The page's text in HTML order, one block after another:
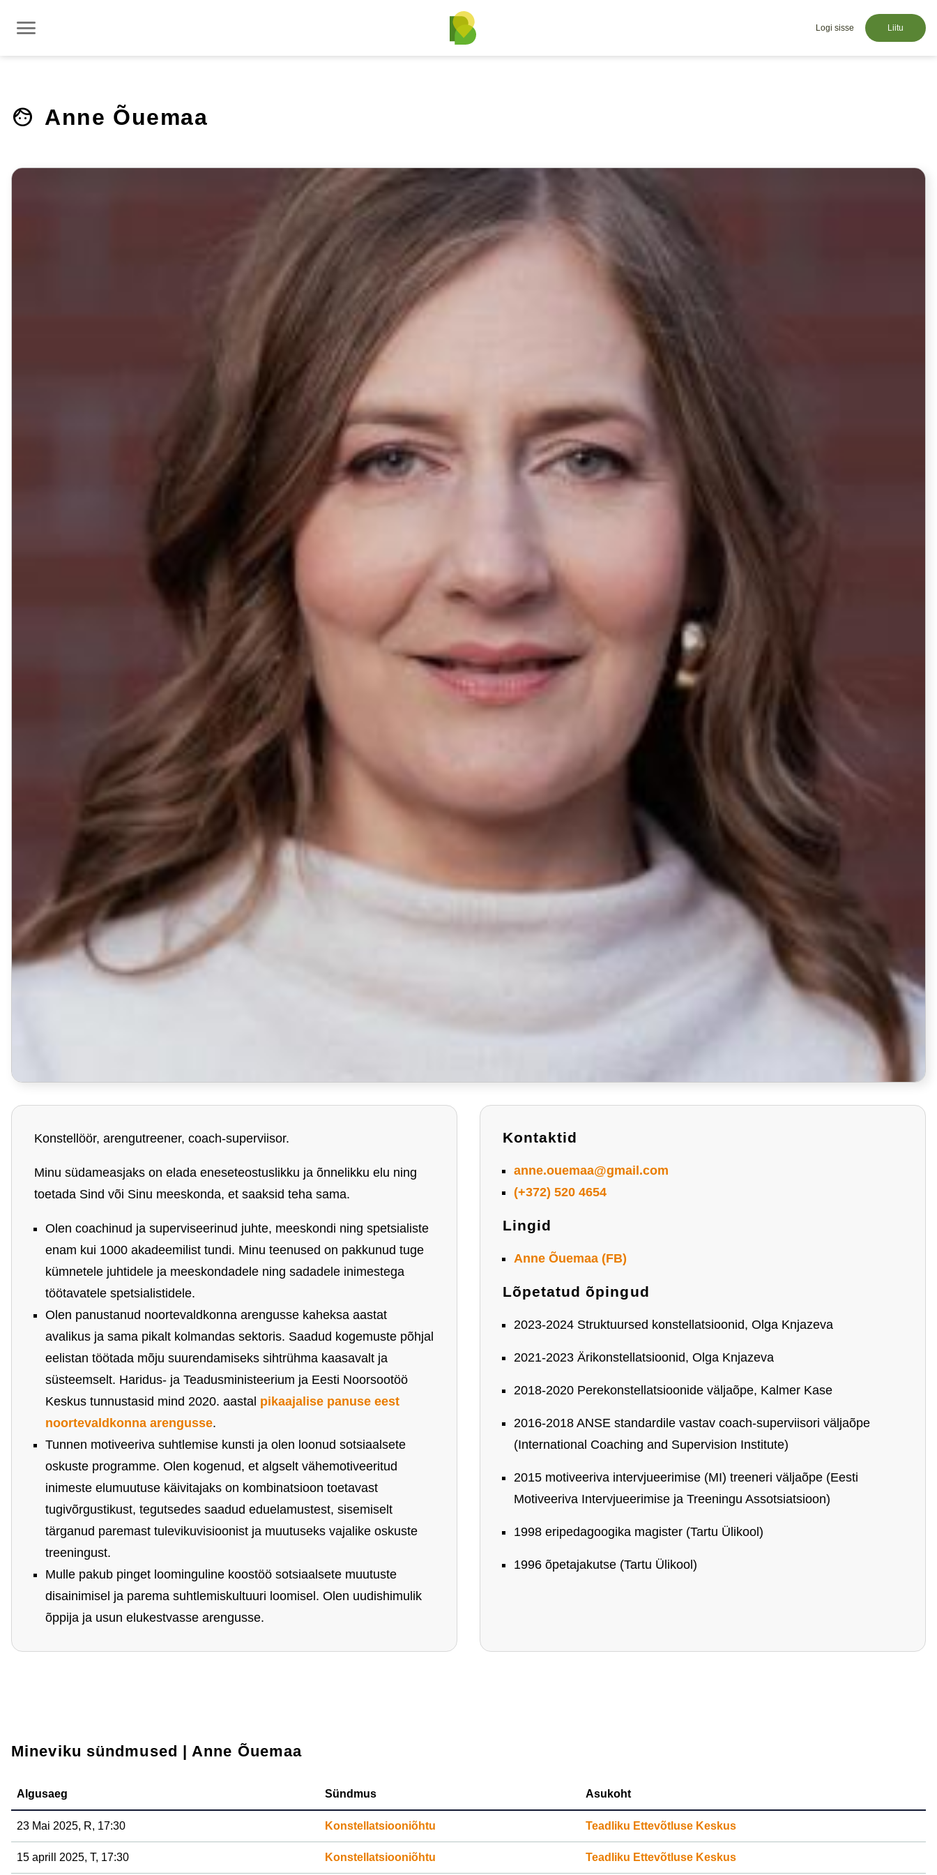
menu Logi sisse Liitu
face Anne Õuemaa
Konstellöör, arengutreener, coach-superviisor.
Minu südameasjaks on elada eneseteostuslikku ja õnnelikku elu ning
toetada Sind või Sinu meeskonda, et saaksid teha sama.
Olen coachinud ja superviseerinud juhte, meeskondi ning spetsialiste
enam kui 1000 akadeemilist tundi. Minu teenused on pakkunud tuge
kümnetele juhtidele ja meeskondadele ning sadadele inimestega
töötavatele spetsialistidele.
Olen panustanud noortevaldkonna arengusse kaheksa aastat
avalikus ja sama pikalt kolmandas sektoris. Saadud kogemuste põhjal
eelistan töötada mõju suurendamiseks sihtrühma kaasavalt ja
süsteemselt. Haridus- ja Teadusministeerium ja Eesti Noorsootöö
Keskus tunnustasid mind 2020. aastal pikaajalise panuse eest
noortevaldkonna arengusse.
Tunnen motiveeriva suhtlemise kunsti ja olen loonud sotsiaalsete
oskuste programme. Olen kogenud, et algselt vähemotiveeritud
inimeste elumuutuse käivitajaks on kombinatsioon toetavast
tugivõrgustikust, tegutsedes saadud eduelamustest, sisemiselt
tärganud paremast tulevikuvisioonist ja muutuseks vajalike oskuste
treeningust.
Mulle pakub pinget loominguline koostöö sotsiaalsete muutuste
disainimisel ja parema suhtlemiskultuuri loomisel. Olen uudishimulik
õppija ja usun elukestvasse arengusse.
Kontaktid
anne.ouemaa@gmail.com
(+372) 520 4654
Lingid
Anne Õuemaa (FB)
Lõpetatud õpingud
2023-2024 Struktuursed konstellatsioonid, Olga Knjazeva
2021-2023 Ärikonstellatsioonid, Olga Knjazeva
2018-2020 Perekonstellatsioonide väljaõpe, Kalmer Kase
2016-2018 ANSE standardile vastav coach-superviisori väljaõpe
(International Coaching and Supervision Institute)
2015 motiveeriva intervjueerimise (MI) treeneri väljaõpe (Eesti
Motiveeriva Intervjueerimise ja Treeningu Assotsiatsioon)
1998 eripedagoogika magister (Tartu Ülikool)
1996 õpetajakutse (Tartu Ülikool)
Mineviku sündmused | Anne Õuemaa
Algusaeg Sündmus Asukoht
23 Mai 2025, R, 17:30 Konstellatsiooniõhtu Teadliku Ettevõtluse Keskus
15 aprill 2025, T, 17:30 Konstellatsiooniõhtu Teadliku Ettevõtluse Keskus